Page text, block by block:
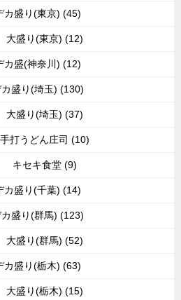
カ盛り(東京) (45)
大盛り(東京) (12)
カ盛(神奈川) (12)
盛り(埼玉) (130)
大盛り(埼玉) (37)
手打うどん庄司 (10)
キセキ食堂 (9)
カ盛り(千葉) (14)
盛り(群馬) (123)
大盛り(群馬) (52)
カ盛り(栃木) (63)
大盛り(栃木) (15)